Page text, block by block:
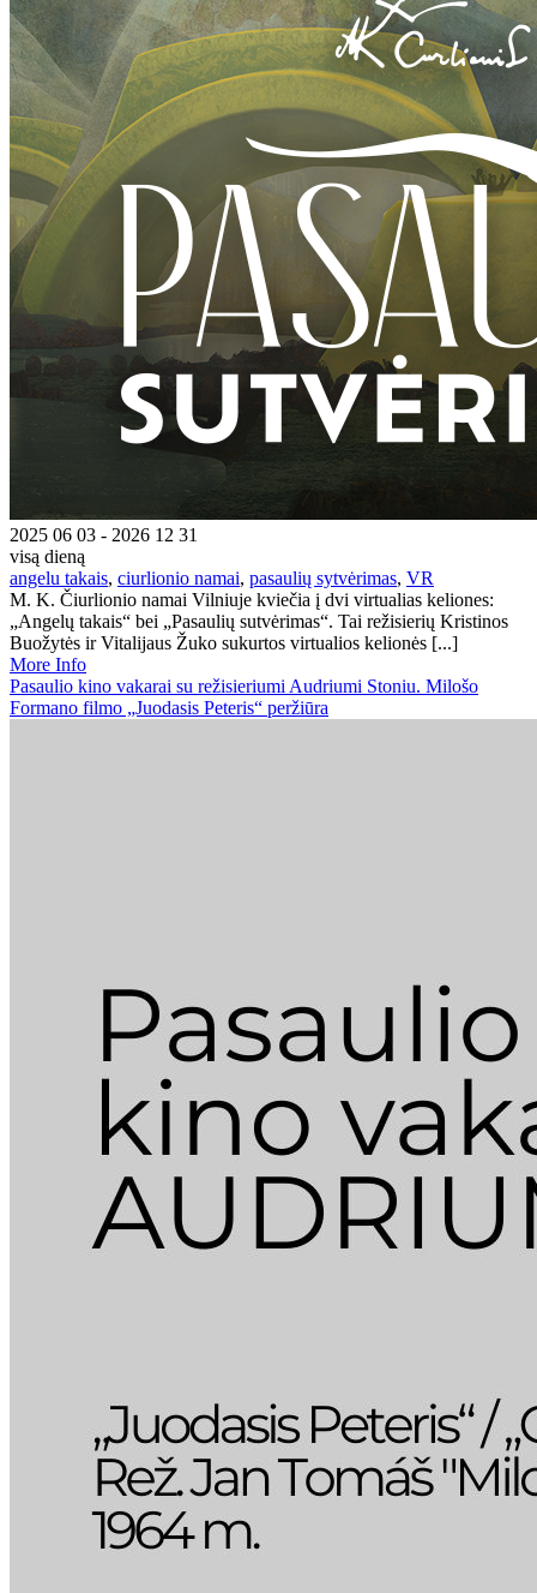
2025 06 03 - 2026 12 31
visą dieną
angelu takais, ciurlionio namai, pasaulių sytvėrimas, VR
M. K. Čiurlionio namai Vilniuje kviečia į dvi virtualias keliones:
„Angelų takais“ bei „Pasaulių sutvėrimas“. Tai režisierių Kristinos
Buožytės ir Vitalijaus Žuko sukurtos virtualios kelionės [...]
More Info
Pasaulio kino vakarai su režisieriumi Audriumi Stoniu. Milošo
Formano filmo „Juodasis Peteris“ peržiūra